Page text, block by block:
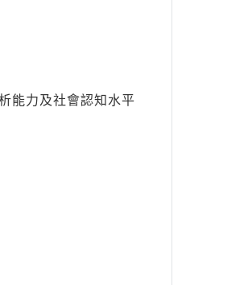
能力及社會認知水平